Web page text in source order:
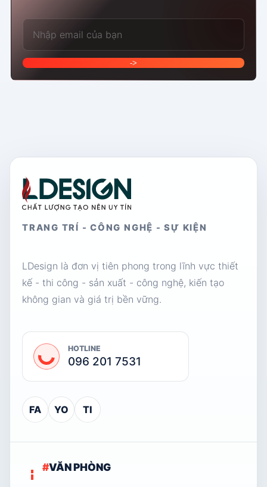
Email của bạn
->
TRANG TRÍ - CÔNG NGHỆ - SỰ KIỆN
LDesign là đơn vị tiên phong trong lĩnh vực thiết
kế - thi công - sản xuất - công nghệ, kiến tạo
không gian và giá trị bền vững.
HOTLINE
096 201 7531
FA YO TI
#VĂN PHÒNG